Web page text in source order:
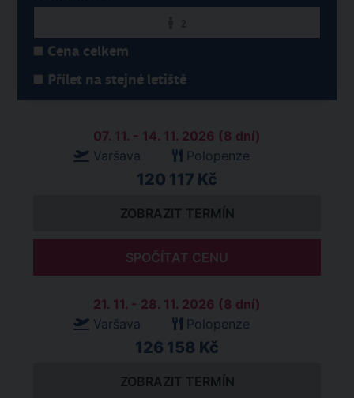
Cena celkem
Přílet na stejné letiště
07. 11. - 14. 11. 2026 (8 dní)
Varšava
Polopenze
120 117 Kč
ZOBRAZIT TERMÍN
SPOČÍTAT CENU
21. 11. - 28. 11. 2026 (8 dní)
Varšava
Polopenze
126 158 Kč
ZOBRAZIT TERMÍN